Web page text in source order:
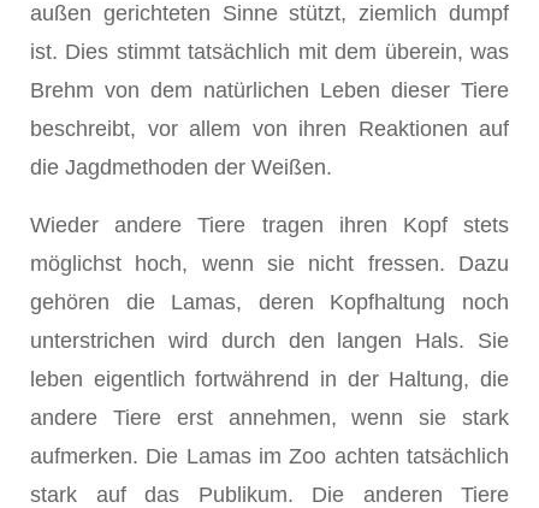
außen gerichteten Sinne stützt, ziemlich dumpf
ist. Dies stimmt tatsächlich mit dem überein, was
Brehm von dem natürlichen Leben dieser Tiere
beschreibt, vor allem von ihren Reaktionen auf
die Jagdmethoden der Weißen.
Wieder andere Tiere tragen ihren Kopf stets
möglichst hoch, wenn sie nicht fressen. Dazu
gehören die Lamas, deren Kopfhaltung noch
unterstrichen wird durch den langen Hals. Sie
leben eigentlich fortwährend in der Haltung, die
andere Tiere erst annehmen, wenn sie stark
aufmerken. Die Lamas im Zoo ach­ten tatsächlich
stark auf das Publikum. Die anderen Tiere